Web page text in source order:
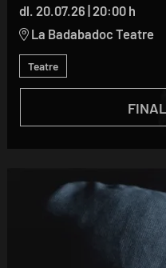
dl. 20.07.26|20:00 h
La Badabadoc Teatre
Teatre